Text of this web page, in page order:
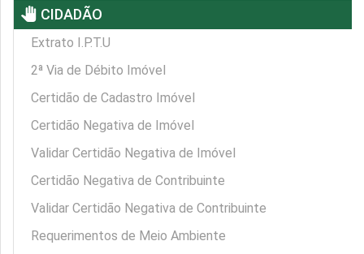
pan_tool CIDADÃO
Extrato I.P.T.U
2ª Via de Débito Imóvel
Certidão de Cadastro Imóvel
Certidão Negativa de Imóvel
Validar Certidão Negativa de Imóvel
Certidão Negativa de Contribuinte
Validar Certidão Negativa de Contribuinte
Requerimentos de Meio Ambiente